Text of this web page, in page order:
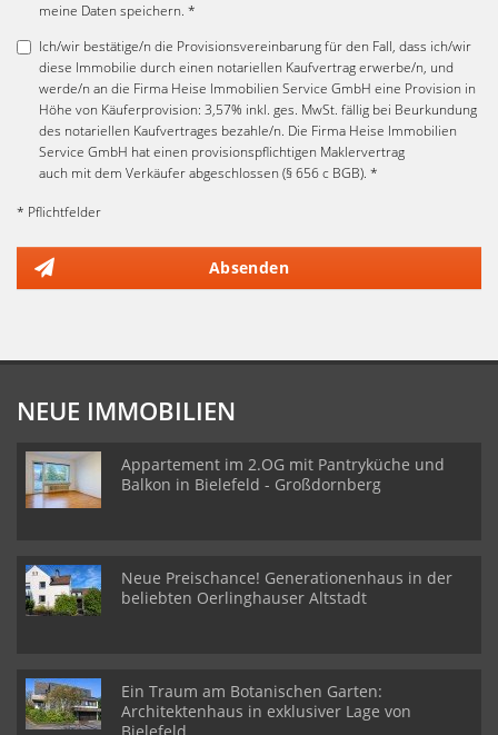
meine Daten speichern. *
Ich/wir bestätige/n die Provisionsvereinbarung für den Fall, dass ich/wir
diese Immobilie durch einen notariellen Kaufvertrag erwerbe/n, und
werde/n an die Firma Heise Immobilien Service GmbH eine Provision in
Höhe von Käuferprovision: 3,57% inkl. ges. MwSt. fällig bei Beurkundung
des notariellen Kaufvertrages bezahle/n. Die Firma Heise Immobilien
Service GmbH hat einen provisionspflichtigen Maklervertrag
auch mit dem Verkäufer abgeschlossen (§ 656 c BGB). *
* Pflichtfelder
Absenden
NEUE IMMOBILIEN
Appartement im 2.OG mit Pantryküche und
Balkon in Bielefeld - Großdornberg
Neue Preischance! Generationenhaus in der
beliebten Oerlinghauser Altstadt
Ein Traum am Botanischen Garten:
Architektenhaus in exklusiver Lage von